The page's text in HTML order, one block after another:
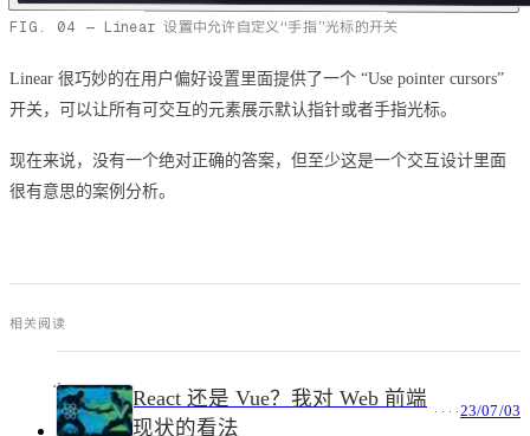
Linear 设置中允许自定义“手指”光标的开关
Linear 很巧妙的在用户偏好设置里面提供了一个 “Use pointer cursors”
开关，可以让所有可交互的元素展示默认指针或者手指光标。
现在来说，没有一个绝对正确的答案，但至少这是一个交互设计里面
很有意思的案例分析。
相关阅读
React 还是 Vue？我对 Web 前端
现状的看法
23/07/03